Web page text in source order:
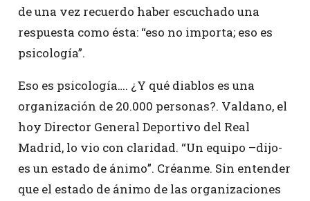
de una vez recuerdo haber escuchado una
respuesta como ésta: “eso no importa; eso es
psicología”.
Eso es psicología…. ¿Y qué diablos es una
organización de 20.000 personas?. Valdano, el
hoy Director General Deportivo del Real
Madrid, lo vio con claridad. “Un equipo –dijo-
es un estado de ánimo”. Créanme. Sin entender
que el estado de ánimo de las organizaciones